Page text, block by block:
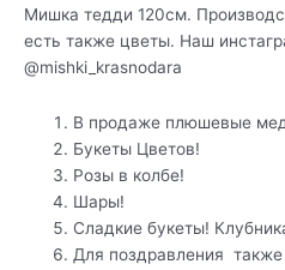
Мишка тедди 120см.
есть также цветы. Наш
@mishki_krasnodara
В продаже плюшевые
Букеты Цветов!
Розы в колбе!
Шары!
Сладкие букеты!
Для поздравления